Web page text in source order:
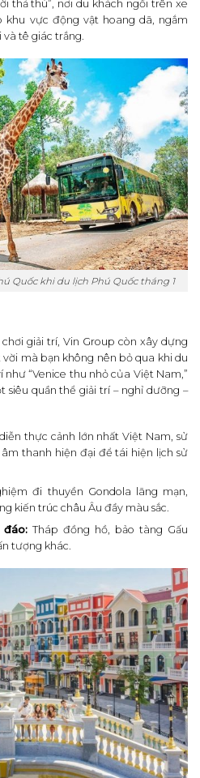
thả thú”, nơi du khách ngồi trên xe
khu vực động vật hoang dã, ngắm
và tê giác trắng.
Quốc khi du lịch Phú Quốc tháng 1
giải trí, Vin Group còn xây dựng
mà bạn không nên bỏ qua khi du
như “Venice thu nhỏ của Việt Nam,”
siêu quần thể giải trí – nghỉ dưỡng –
thực cảnh lớn nhất Việt Nam, sử
thanh hiện đại để tái hiện lịch sử
đi thuyền Gondola lãng mạn,
kiến trúc châu Âu đầy màu sắc.
đáo:Tháp đồng hồ, bảo tàng Gấu
tượng khác.